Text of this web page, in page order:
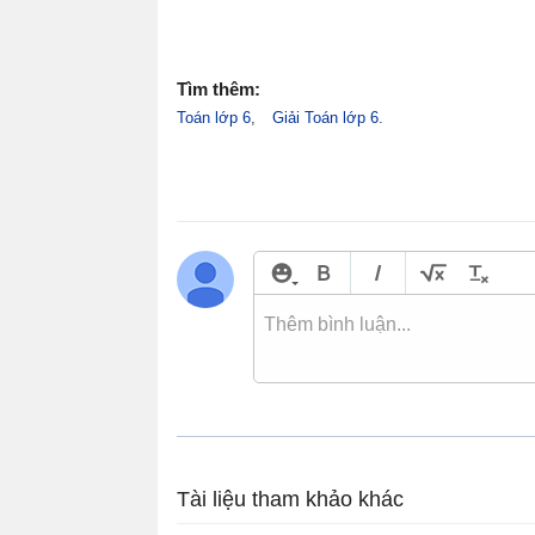
Tìm thêm:
Toán lớp 6 Giải Toán lớp 6
Tài liệu tham khảo khác